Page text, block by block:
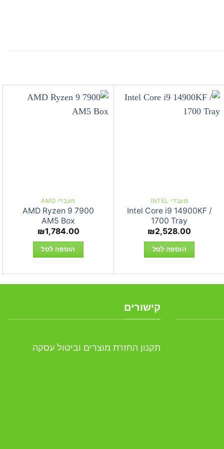
מעבדי INTEL
Intel Core i9 14900KF /
1700 Tray
₪2,528.00
הוספה לסל
מעבדי AMD
AMD Ryzen 9 7900
AM5 Box
₪1,784.00
הוספה לסל
קישורים
תקנון החזרת מוצרים וביטול עסקה